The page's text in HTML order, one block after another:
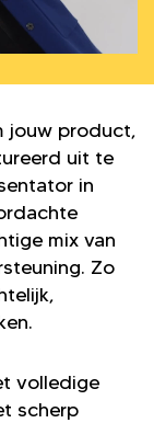
jouw product,
uit te
in
mix van
Zo
volledige
scherp